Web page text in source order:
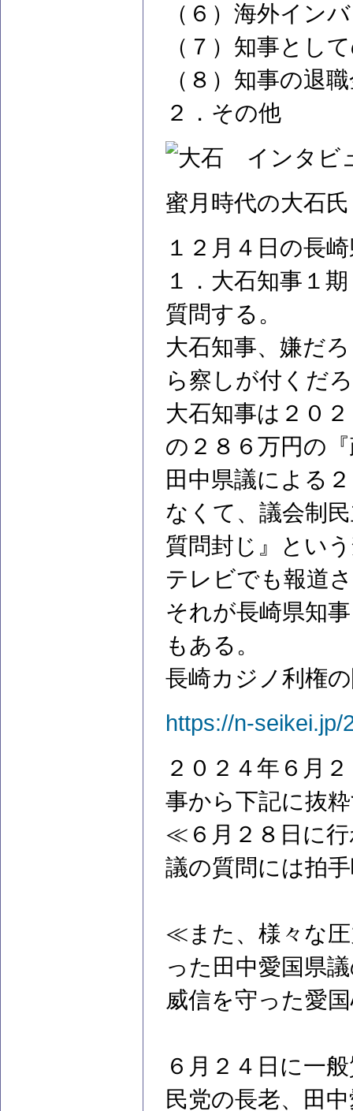
（６）海外イン
（７）知事とし
（８）知事の退
２．その他
蜜月時代の大石
１２月４日の長
１．大石知事１
質問する。
大石知事、嫌だ
ら察しが付くだ
大石知事は２０
の２８６万円の
田中県議による
なくて、議会制
質問封じ』とい
テレビでも報道
それが長崎県知
もある。
長崎カジノ利権
https://n-seikei.jp/
２０２４年６月
事から下記に抜
≪６月２８日に行
議の質問には拍
≪また、様々な
った田中愛国県
威信を守った愛
６月２４日に一
民党の長老、田